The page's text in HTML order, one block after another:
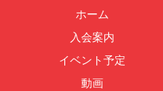
ホーム
入会案内
イベント予定
動画